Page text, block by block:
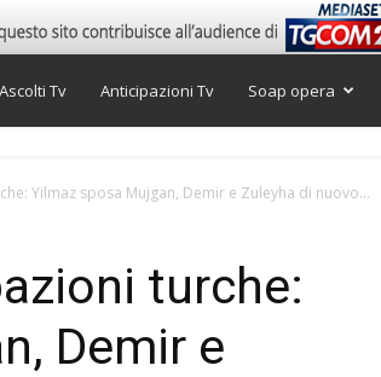
Ascolti Tv Anticipazioni Tv Soap opera
Yilmaz sposa Mujgan, Demir e Zuleyha di nuovo...
turche:
Demir e